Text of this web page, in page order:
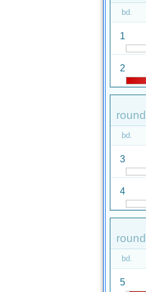
bd.
1
2
round
bd.
3
4
round
bd.
5